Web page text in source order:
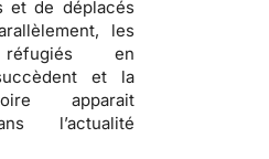
et de déplacés
les
en
et la
apparait
l’actualité